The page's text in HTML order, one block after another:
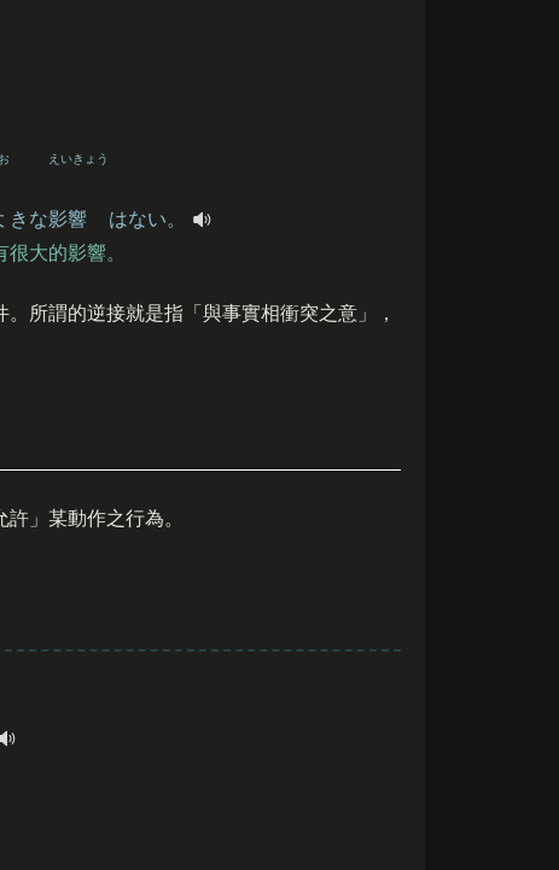
きな影響
えいきょう
はない。
大的影響。
。所謂的逆接就是指「與事實相衝突之意」，
」某動作之行為。